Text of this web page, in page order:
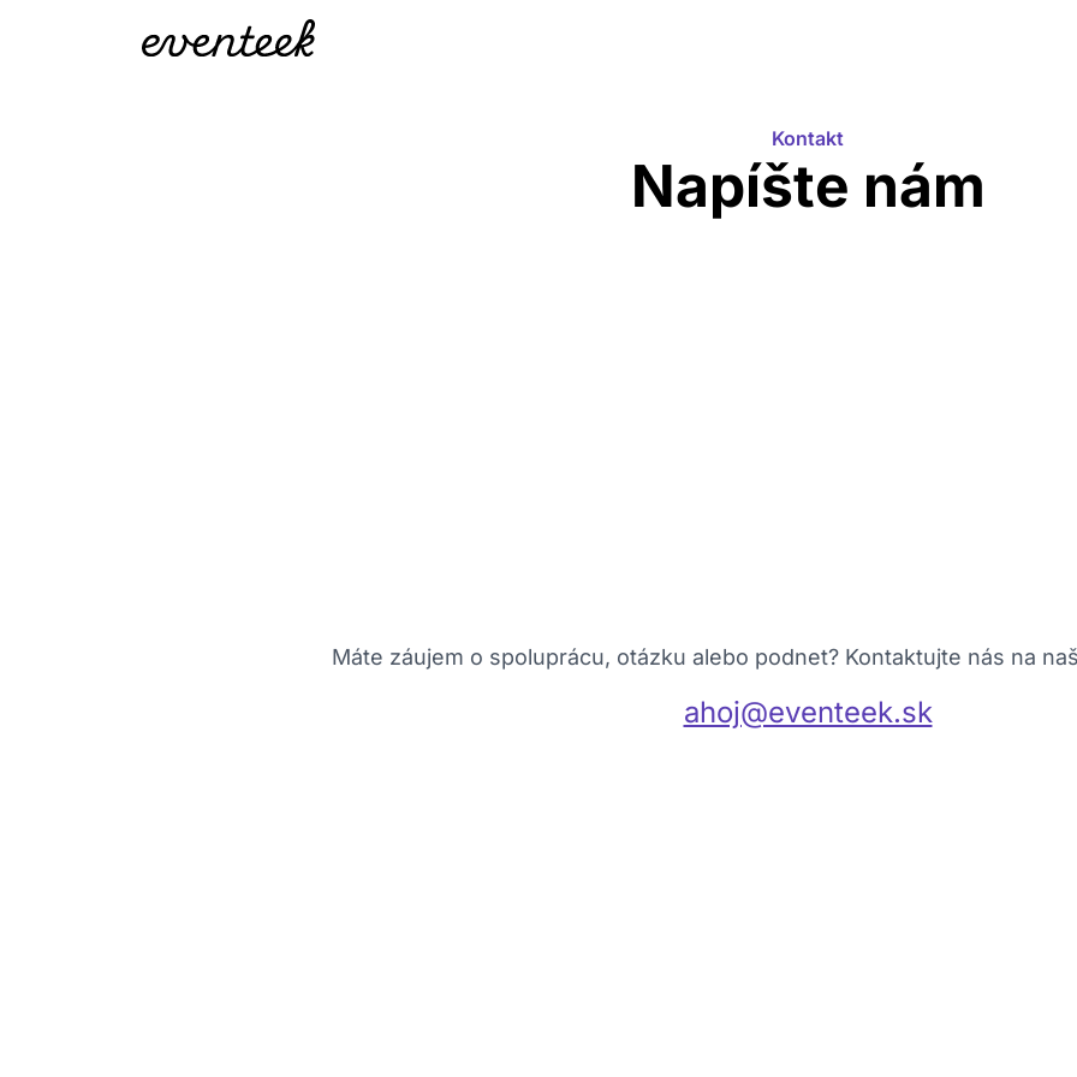
Kontakt
Napíšte nám
Máte záujem o spoluprácu, otázku alebo podnet? Kontaktujte nás na
ahoj@eventeek.sk